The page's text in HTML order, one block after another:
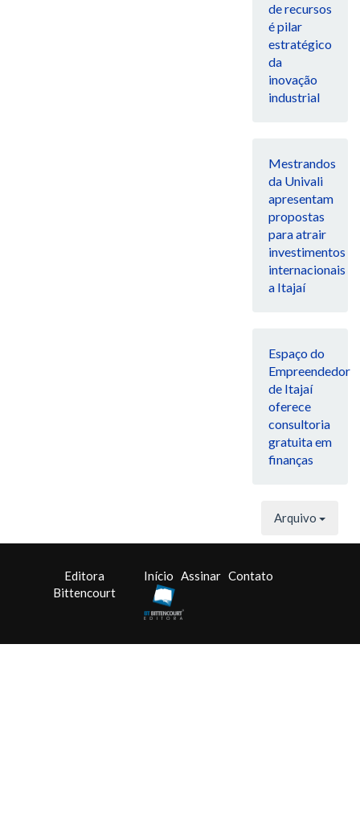
de recursos
é pilar
estratégico
da
inovação
industrial
Mestrandos
da Univali
apresentam
propostas
para atrair
investimentos
internacionais
a Itajaí
Espaço do
Empreendedor
de Itajaí
oferece
consultoria
gratuita em
finanças
Arquivo
Editora
Bittencourt
Início Assinar Contato